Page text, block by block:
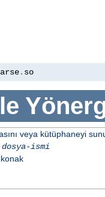
. so
veya kütüphaneyi
dosya-ismi